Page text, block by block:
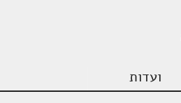
ועדות